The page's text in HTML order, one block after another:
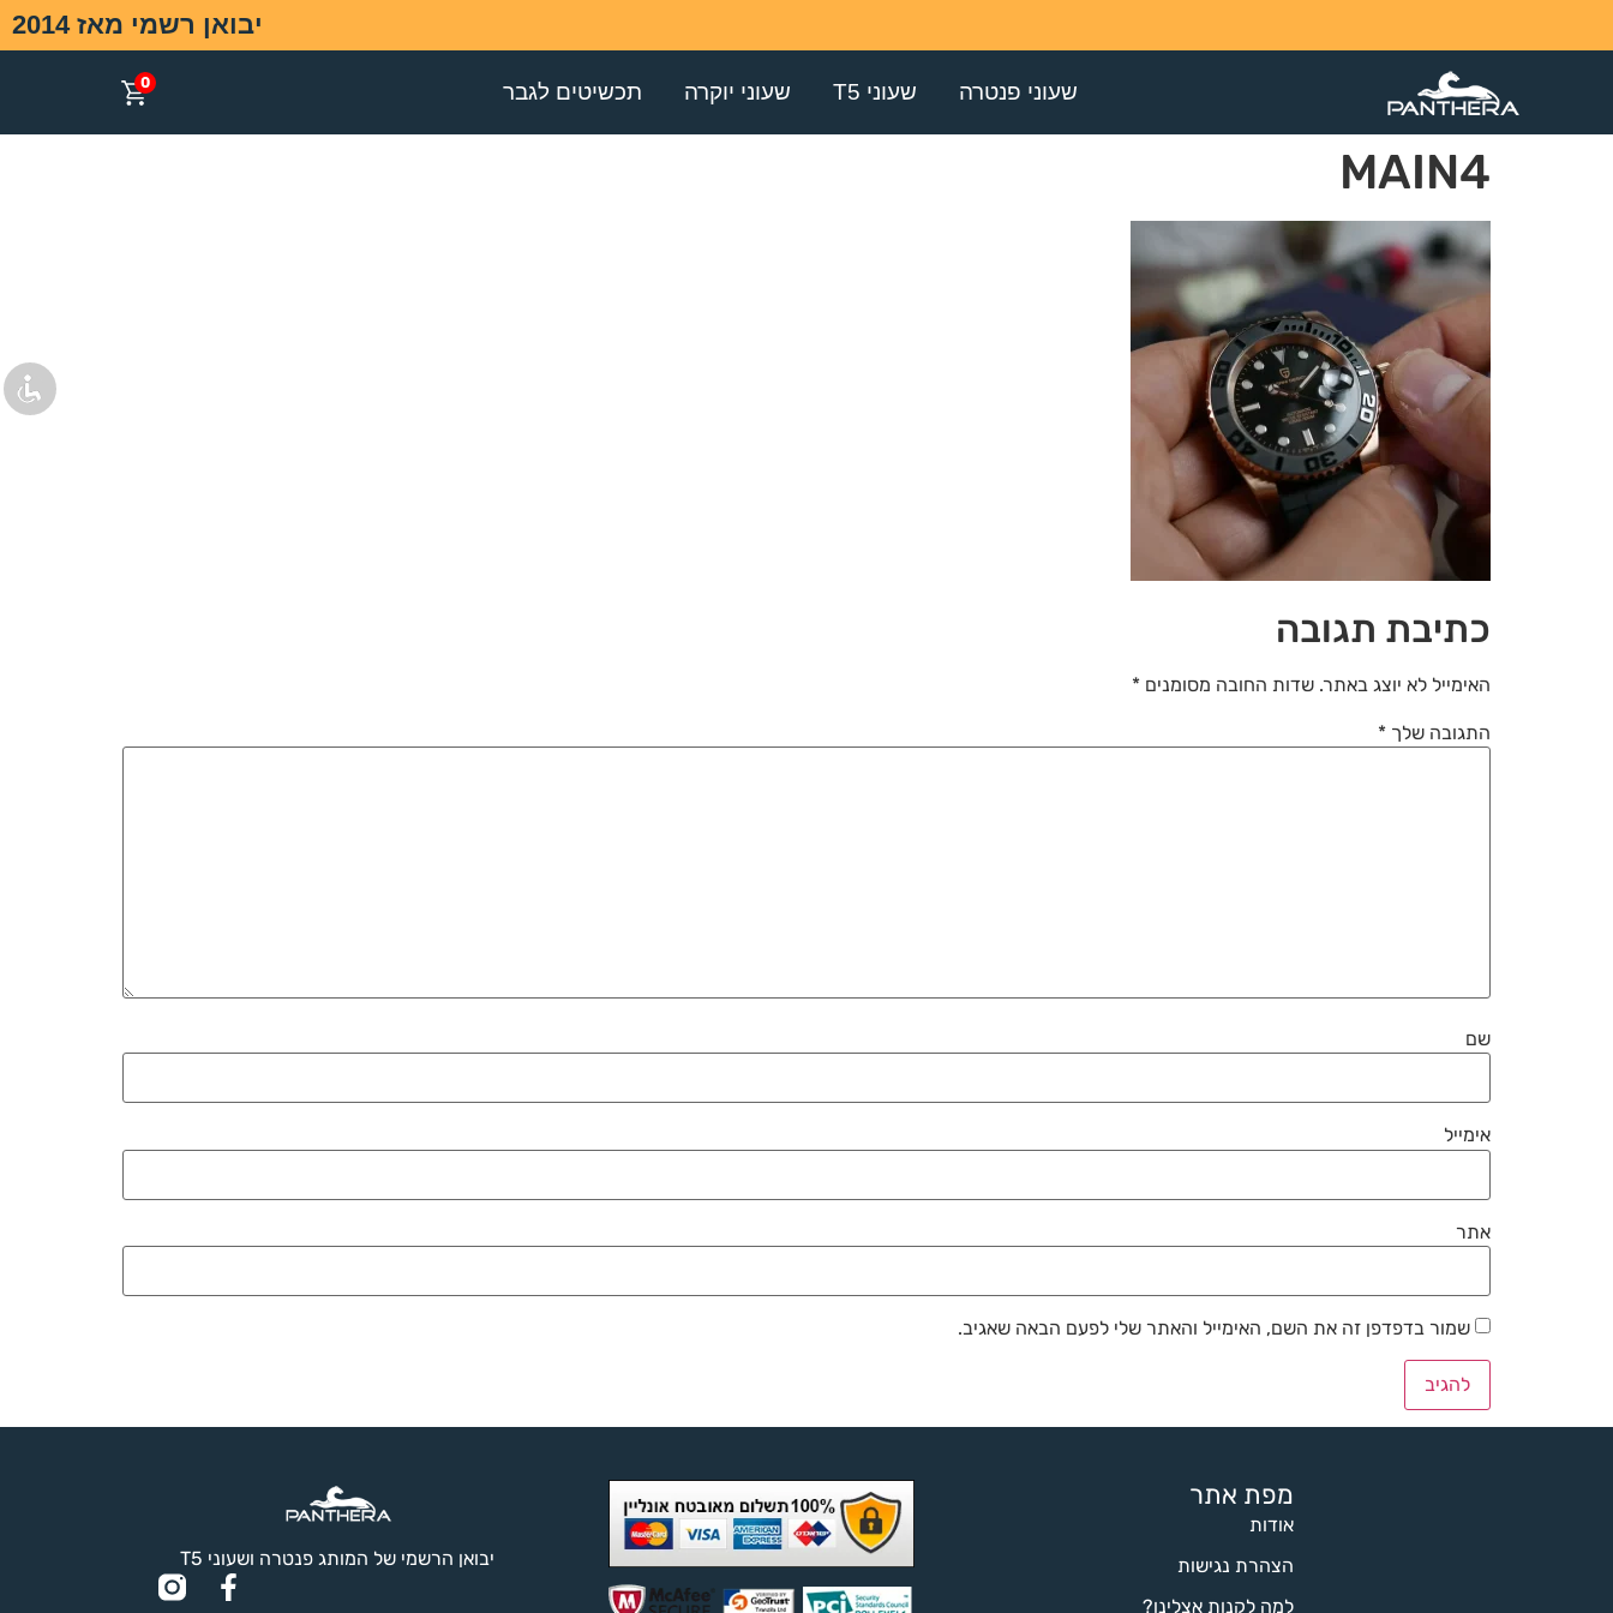
יבואן רשמי מאז 2014
שעוני פנטרה שעוני T5 שעוני יוקרה תכשיטים לגבר 0
MAIN4
כתיבת תגובה
האימייל לא יוצג באתר. שדות החובה מסומנים *
התגובה שלך *
שם
אימייל
אתר
שמור בדפדפן זה את השם, האימייל והאתר שלי לפעם הבאה שאגיב.
יבואן הרשמי של המותג פנטרה ושעוני T5
מפת אתר
אודות
הצהרת נגישות
למה לקנות אצלינו?